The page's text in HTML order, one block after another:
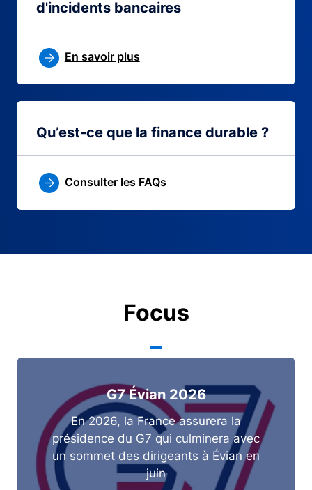
d'incidents bancaires
En savoir plus
Qu’est-ce que la finance durable ?
Consulter les FAQs
Focus
G7 Évian 2026
En 2026, la France assurera la
présidence du G7 qui culminera avec
un sommet des dirigeants à Évian en
juin